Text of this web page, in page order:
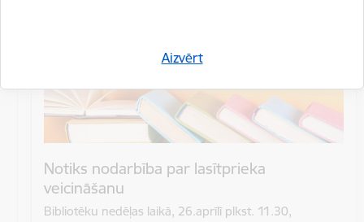
Aizvērt
Notiks nodarbība par lasītprieka
veicināšanu
Bibliotēku nedēļas laikā, 26.aprīlī plkst. 11.30,